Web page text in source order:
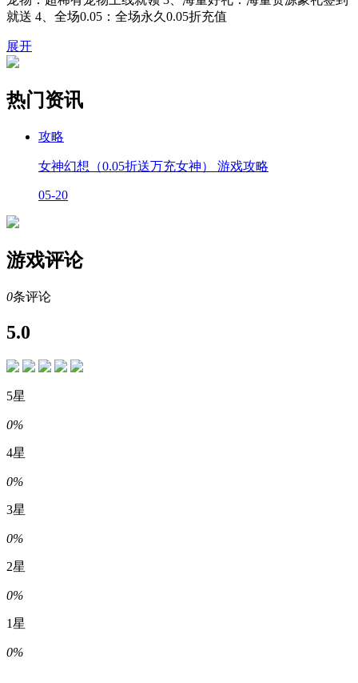
就送 4、全场0.05：全场永久0.05折充值
展开
热门资讯
攻略
女神幻想（0.05折送万充女神） 游戏攻略
05-20
游戏评论
0条评论
5.0
5星
0%
4星
0%
3星
0%
2星
0%
1星
0%